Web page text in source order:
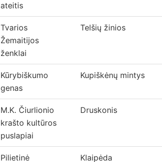
ateitis
Tvarios
Žemaitijos
ženklai
Telšių žinios
Kūrybiškumo
genas
Kupiškėnų mintys
M.K. Čiurlionio
krašto kultūros
puslapiai
Druskonis
Pilietinė Klaipėda